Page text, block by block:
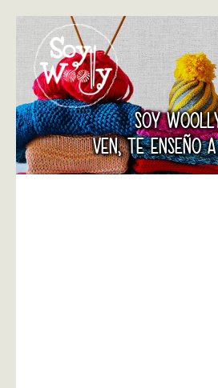
SOY
VEN, TE ENSEÑO